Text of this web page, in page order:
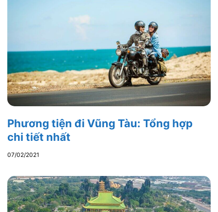
Phương tiện đi Vũng Tàu: Tổng hợp
chi tiết nhất
07/02/2021